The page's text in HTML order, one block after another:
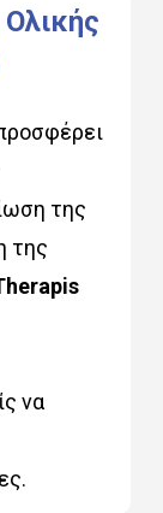
Ολικής
της
της
να